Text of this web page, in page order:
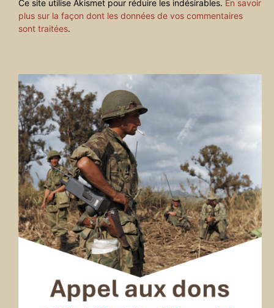
Ce site utilise Akismet pour réduire les indésirables. En savoir
plus sur la façon dont les données de vos commentaires
sont traitées.